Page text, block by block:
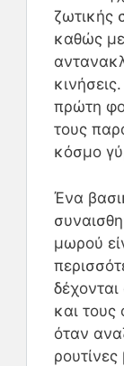
ζωτικής
καθώς
πρώτη
τους
κόσμο
Ένα
μωρού
και τους
όταν